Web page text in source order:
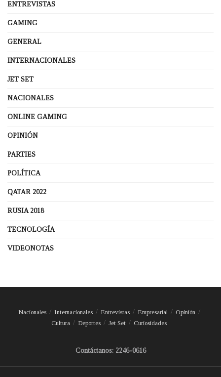
ENTREVISTAS
GAMING
GENERAL
INTERNACIONALES
JET SET
NACIONALES
ONLINE GAMING
OPINIÓN
PARTIES
POLÍTICA
QATAR 2022
RUSIA 2018
TECNOLOGÍA
VIDEONOTAS
Nacionales Internacionales Entrevistas Empresarial
Opinión
Cultura
Deportes Jet Set Curiosidades
Contáctanos: 2246-0616